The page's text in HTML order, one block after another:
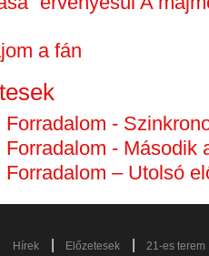
a fán
-
- Második
– Utolsó
Hírek Előzetesek
21-es terem